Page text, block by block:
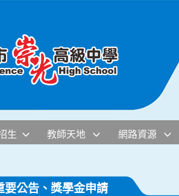
生 教師天地 網路資源
要公告、獎學金申請